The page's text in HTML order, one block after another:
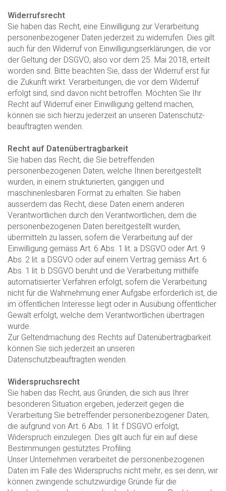
Widerrufsrecht
Sie haben das Recht, eine Einwilligung zur Verarbeitung
personenbezogener Daten jederzeit zu widerrufen. Dies gilt
auch für den Widerruf von Einwilligungserklärungen, die vor
der Geltung der DSGVO, also vor dem 25. Mai 2018, erteilt
worden sind. Bitte beachten Sie, dass der Widerruf erst für
die Zukunft wirkt. Verarbeitungen, die vor dem Widerruf
erfolgt sind, sind davon nicht betroffen. Möchten Sie Ihr
Recht auf Widerruf einer Einwilligung geltend machen,
können sie sich hierzu jederzeit an unseren Datenschutz-
beauftragten wenden.
Recht auf Datenübertragbarkeit
Sie haben das Recht, die Sie betreffenden
personenbezogenen Daten, welche Ihnen bereitgestellt
wurden, in einem strukturierten, gängigen und
maschinenlesbaren Format zu erhalten. Sie haben
ausserdem das Recht, diese Daten einem anderen
Verantwortlichen durch den Verantwortlichen, dem die
personenbezogenen Daten bereitgestellt wurden,
übermitteln zu lassen, sofern die Verarbeitung auf der
Einwilligung gemäss Art. 6 Abs. 1 lit. a DSGVO oder Art. 9
Abs. 2 lit. a DSGVO oder auf einem Vertrag gemäss Art. 6
Abs. 1 lit. b DSGVO beruht und die Verarbeitung mithilfe
automatisierter Verfahren erfolgt, sofern die Verarbeitung
nicht für die Wahrnehmung einer Aufgabe erforderlich ist, die
im öffentlichen Interesse liegt oder in Ausübung öffentlicher
Gewalt erfolgt, welche dem Verantwortlichen übertragen
wurde.
Zur Geltendmachung des Rechts auf Datenübertragbarkeit
können Sie sich jederzeit an unseren
Datenschutzbeauftragten wenden.
Widerspruchsrecht
Sie haben das Recht, aus Gründen, die sich aus Ihrer
besonderen Situation ergeben, jederzeit gegen die
Verarbeitung Sie betreffender personenbezogener Daten,
die aufgrund von Art. 6 Abs. 1 lit. f DSGVO erfolgt,
Widerspruch einzulegen. Dies gilt auch für ein auf diese
Bestimmungen gestütztes Profiling.
Unser Unternehmen verarbeitet die personenbezogenen
Daten im Falle des Widerspruchs nicht mehr, es sei denn, wir
können zwingende schutzwürdige Gründe für die